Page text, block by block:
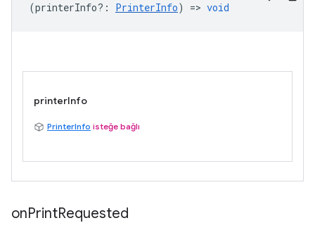
(printerInfo? : PrinterInfo) => void
printerInfo
PrinterInfo isteğe bağlı
onPrintRequested